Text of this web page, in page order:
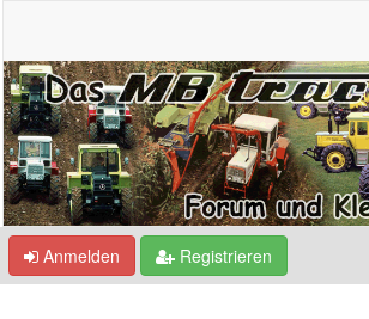
Anmelden Registrieren